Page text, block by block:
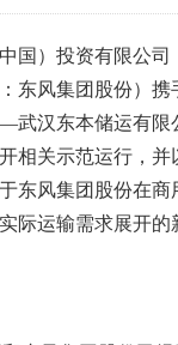
国）投资有限公
东风集团股份）
汉东本储运有限
相关示范运行，
东风集团股份在
际运输需求展开